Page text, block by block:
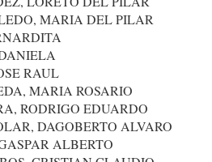
MARIA DEL PILAR
RAUL
MARIA ROSARIO
RODRIGO EDUARDO
DAGOBERTO ALVARO
ALBERTO